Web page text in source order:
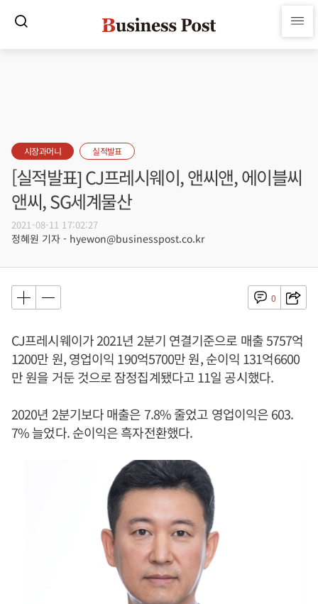
시장과머니 실적발표
[실적발표] CJ프레시웨이, 앤씨앤, 에이블씨
앤씨, SG세계물산
2021-08-11 17:02:27
정혜원 기자 - hyewon@businesspost.co.kr
0
CJ프레시웨이가 2021년 2분기 연결기준으로 매출 5757억
1200만 원, 영업이익 190억5700만 원, 순이익 131억6600
만 원을 거둔 것으로 잠정집계됐다고 11일 공시했다.
2020년 2분기보다 매출은 7.8% 줄었고 영업이익은 603.
7% 늘었다. 순이익은 흑자전환했다.